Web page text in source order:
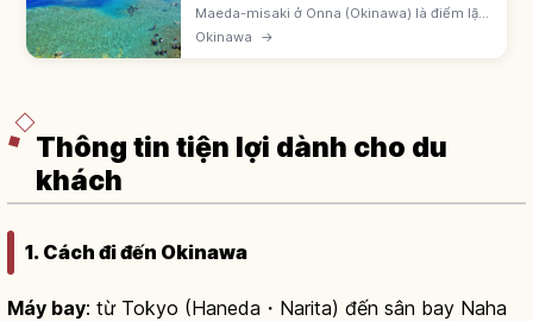
Maeda-misaki ở Onna (Okinawa) là điểm lặn
biển và lặn ống thở nổi tiếng Nhật Bản. Hang
Okinawa →
Thông tin tiện lợi dành cho du
khách
1. Cách đi đến Okinawa
Máy bay: từ Tokyo (Haneda・Narita) đến sân bay Naha